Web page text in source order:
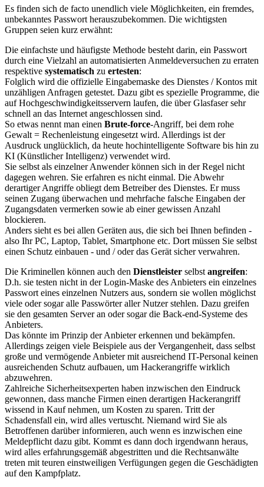
Es finden sich de facto unendlich viele Möglichkeiten, ein fremdes,
unbekanntes Passwort herauszubekommen. Die wichtigsten
Gruppen seien kurz erwähnt:
Die einfachste und häufigste Methode besteht darin, ein Passwort
durch eine Vielzahl an automatisierten Anmeldeversuchen zu erraten
respektive systematisch zu ertesten:
Folglich wird die offizielle Eingabemaske des Dienstes / Kontos mit
unzähligen Anfragen getestet. Dazu gibt es spezielle Programme, die
auf Hochgeschwindig­keitsservern laufen, die über Glasfaser sehr
schnell an das Internet angeschlossen sind.
So etwas nennt man einen Brute-force-Angriff, bei dem rohe
Gewalt = Rechenleistung eingesetzt wird. Allerdings ist der
Ausdruck unglücklich, da heute hochintelligente Software bis hin zu
KI (Künstlicher Intelligenz) verwendet wird.
Sie selbst als einzelner Anwender können sich in der Regel nicht
dagegen wehren. Sie erfahren es nicht einmal. Die Abwehr
derartiger Angriffe obliegt dem Betreiber des Dienstes. Er muss
seinen Zugang überwachen und mehrfache falsche Eingaben der
Zugangsdaten vermerken sowie ab einer gewissen Anzahl
blockieren.
Anders sieht es bei allen Geräten aus, die sich bei Ihnen befinden -
also Ihr PC, Laptop, Tablet, Smartphone etc. Dort müssen Sie selbst
einen Schutz einbauen - und / oder das Gerät sicher verwahren.
Die Kriminellen können auch den Dienstleister selbst angreifen:
D.h. sie testen nicht in der Login-Maske des Anbieters ein einzelnes
Passwort eines einzelnen Nutzers aus, sondern sie wollen möglichst
viele oder sogar alle Passwörter aller Nutzer stehlen. Dazu greifen
sie den gesamten Server an oder sogar die Back-end-Systeme des
Anbieters.
Das könnte im Prinzip der Anbieter erkennen und bekämpfen.
Allerdings zeigen viele Beispiele aus der Vergangenheit, dass selbst
große und vermögende Anbieter mit ausreichend IT-Personal keinen
ausreichenden Schutz aufbauen, um Hackerangriffe wirklich
abzuwehren.
Zahlreiche Sicherheitsexperten haben inzwischen den Eindruck
gewonnen, dass manche Firmen einen derartigen Hackerangriff
wissend in Kauf nehmen, um Kosten zu sparen. Tritt der
Schadensfall ein, wird alles vertuscht. Niemand wird Sie als
Betroffenen darüber informieren, auch wenn es inzwischen eine
Meldepflicht dazu gibt. Kommt es dann doch irgendwann heraus,
wird alles erfahrungsgemäß abgestritten und die Rechtsanwälte
treten mit teuren einstweiligen Verfügungen gegen die Geschädigten
auf den Kampfplatz.